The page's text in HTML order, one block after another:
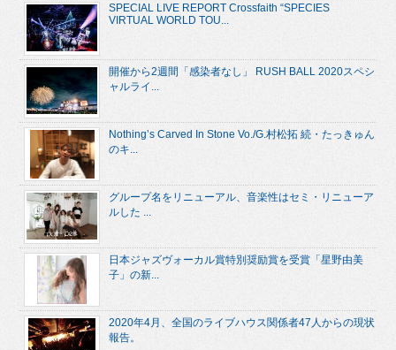
SPECIAL LIVE REPORT Crossfaith “SPECIES
VIRTUAL WORLD TOU...
開催から2週間「感染者なし」 RUSH BALL 2020スペシ
ャルライ...
Nothing’s Carved In Stone Vo./G.村松拓 続・たっきゅん
のキ...
グループ名をリニューアル、音楽性はセミ・リニューア
ルした ...
日本ジャズヴォーカル賞特別奨励賞を受賞「星野由美
子」の新...
2020年4月、全国のライブハウス関係者47人からの現状
報告。